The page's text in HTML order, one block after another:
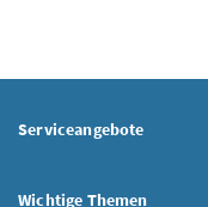
Serviceangebote
Wichtige Themen